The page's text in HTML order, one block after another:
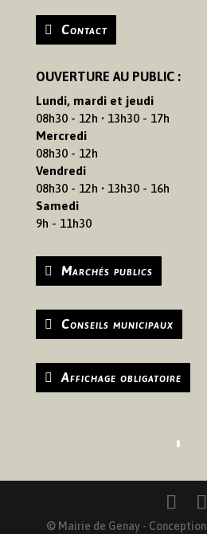
Contact
OUVERTURE AU PUBLIC :
Lundi, mardi et jeudi
08h30 - 12h • 13h30 - 17h
Mercredi
08h30 - 12h
Vendredi
08h30 - 12h • 13h30 - 16h
Samedi
9h - 11h30
Marchés publics
Conseils municipaux
Affichage obligatoire
© Mairie de Genay - Conception